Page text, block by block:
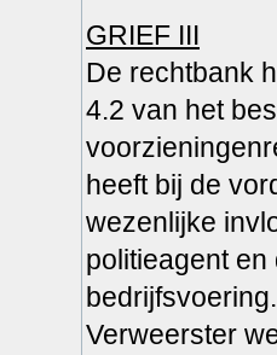
GRIEF III
De rechtbank
4.2 van het
heeft bij de
wezenlijke
politieagent
bedrijfsvoering.
Verweerster